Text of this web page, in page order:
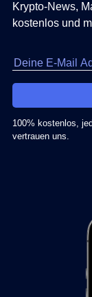
Krypto-News,
kostenlos und
100% kostenlos,
vertrauen uns.